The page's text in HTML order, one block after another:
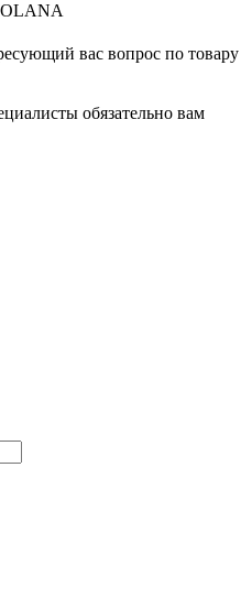
вас вопрос по товару
обязательно вам